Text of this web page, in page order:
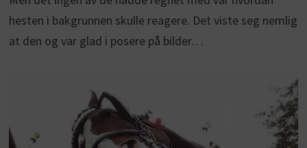
hesten i bakgrunnen skulle reagere. Det viste seg nemlig
at den og var glad i posere på bilder…